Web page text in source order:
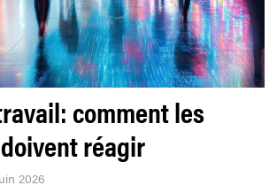
comment les
réagir
2026